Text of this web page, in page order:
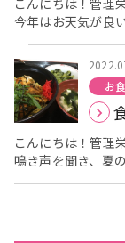
(*^-^*) 皆様
と
り、ありがとうご
で届きますように
こんにちは！管理
今年はお天気が良
皆さんは短冊に
冊は「おいしいも
た！ 栄養課として
そうめんを提供し
った理由について
ました
興味のあ
そうめん～ では
おいしい」という
い」と嫌がられる
お
こんにちは！管理
鳴き声を聞き、夏